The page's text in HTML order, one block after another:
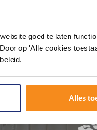
goed te laten
op 'Alle cookies
Alles